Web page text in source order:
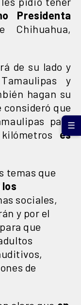
Presidenta
Chihuahua,
de su lado y
y
hagan su
consideró que
para
es
temas que
sociales,
y por el
que
de
☰